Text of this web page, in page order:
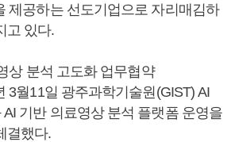
제공하는 선도기업으로 자리매김하
고 있다.
상 분석 고도화 업무협약
3월11일 광주과학기술원(GIST) AI
기반 의료영상 분석 플랫폼 운영을
결했다.